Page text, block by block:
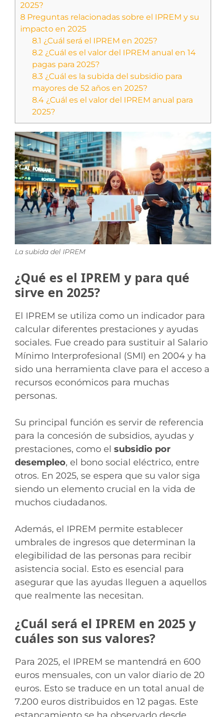
2025?
8 Preguntas relacionadas sobre el IPREM y su
impacto en 2025
8.1 ¿Cuál será el IPREM en 2025?
8.2 ¿Cuál es el valor del IPREM anual en 14
pagas para 2025?
8.3 ¿Cuál es la subida del subsidio para
mayores de 52 años en 2025?
8.4 ¿Cuál es el valor del IPREM anual para
2025?
La subida del IPREM
¿Qué es el IPREM y para qué
sirve en 2025?
El IPREM se utiliza como un indicador para
calcular diferentes prestaciones y ayudas
sociales. Fue creado para sustituir al Salario
Mínimo Interprofesional (SMI) en 2004 y ha
sido una herramienta clave para el acceso a
recursos económicos para muchas
personas.
Su principal función es servir de referencia
para la concesión de subsidios, ayudas y
prestaciones, como el subsidio por
desempleo, el bono social eléctrico, entre
otros. En 2025, se espera que su valor siga
siendo un elemento crucial en la vida de
muchos ciudadanos.
Además, el IPREM permite establecer
umbrales de ingresos que determinan la
elegibilidad de las personas para recibir
asistencia social. Esto es esencial para
asegurar que las ayudas lleguen a aquellos
que realmente las necesitan.
¿Cuál será el IPREM en 2025 y
cuáles son sus valores?
Para 2025, el IPREM se mantendrá en 600
euros mensuales, con un valor diario de 20
euros. Esto se traduce en un total anual de
7.200 euros distribuidos en 12 pagas. Este
estancamiento se ha observado desde